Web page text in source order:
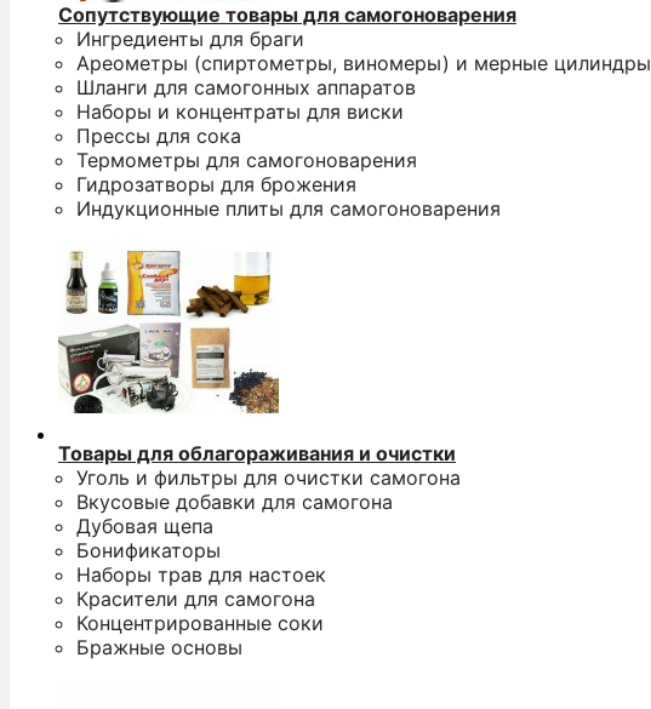
Сопутствующие товары для самогоноварения
Ингредиенты для браги
Ареометры (спиртометры, виномеры) и мерные цилиндры
Шланги для самогонных аппаратов
Наборы и концентраты для виски
Прессы для сока
Термометры для самогоноварения
Гидрозатворы для брожения
Индукционные плиты для самогоноварения
Товары для облагораживания и очистки
Уголь и фильтры для очистки самогона
Вкусовые добавки для самогона
Дубовая щепа
Бонификаторы
Наборы трав для настоек
Красители для самогона
Концентрированные соки
Бражные основы